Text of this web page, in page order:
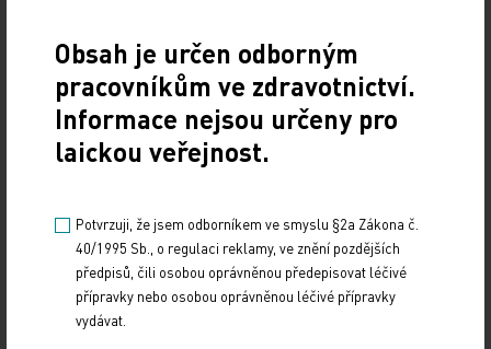
Má mít každý hypertonik hypolipidemikum?
10. 4. 2026
Obsah je určen odborným
pracovníkům ve zdravotnictví.
Informace nejsou určeny pro
laickou veřejnost.
Potvrzuji, že jsem odborníkem ve smyslu §2a Zákona č.
40/1995 Sb., o regulaci reklamy, ve znění pozdějších
předpisů, čili osobou oprávněnou předepisovat léčivé
přípravky nebo osobou oprávněnou léčivé přípravky
vydávat.